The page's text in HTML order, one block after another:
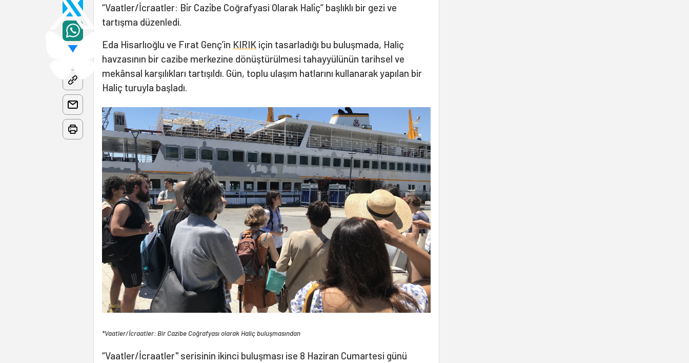
“Vaatler/İcraatler: Bi̇r Cazi̇be Coğrafyasi Olarak Hali̇ç” başlıklı bir gezi ve
tartışma düzenledi.
Eda Hisarlıoğlu ve Fırat Genç’in KIRIK için tasarladığı bu buluşmada, Haliç
havzasının bir cazibe merkezine dönüştürülmesi tahayyülünün tarihsel ve
mekânsal karşılıkları tartışıldı. Gün, toplu ulaşım hatlarını kullanarak yapılan bir
Haliç turuyla başladı.
*Vaatler/İcraatler: Bir Cazibe Coğrafyası olarak Haliç buluşmasından
“Vaatler/İcraatler" serisinin ikinci buluşması ise 8 Haziran Cumartesi günü